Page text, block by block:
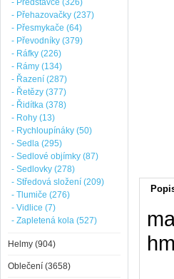
- Představce (326)
- Přehazovačky (237)
- Přesmykače (64)
- Převodníky (379)
- Ráfky (226)
- Rámy (134)
- Řazení (287)
- Řetězy (377)
- Řidítka (378)
- Rohy (13)
- Rychloupínáky (50)
- Sedla (295)
- Sedlové objímky (87)
- Sedlovky (278)
- Středová složení (209)
- Tlumiče (276)
- Vidlice (7)
- Zapletená kola (527)
Helmy (904)
Oblečení (3658)